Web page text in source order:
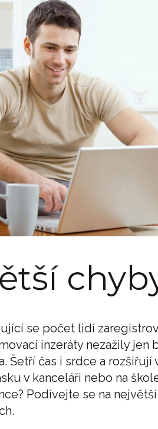
se počet lidí
inzeráty nezažily
Šetří čas i srdce a
v kanceláři nebo na
Podívejte se na